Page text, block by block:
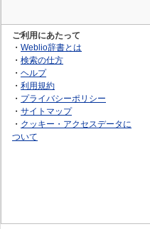
ご利用にあたって
・ Weblio辞書とは
・ 検索の仕方
・ ヘルプ
・ 利用規約
・ プライバシーポリシー
・ サイトマップ
・ クッキー・アクセスデータに
ついて